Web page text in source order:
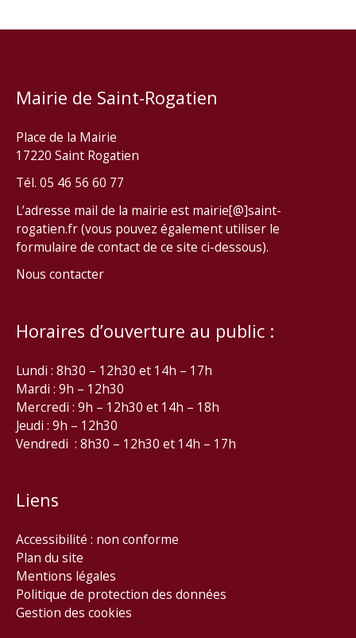
Mairie de Saint-Rogatien
Place de la Mairie
17220 Saint Rogatien
Tél. 05 46 56 60 77
L’adresse mail de la mairie est mairie[@]saint-
rogatien.fr (vous pouvez également utiliser le
formulaire de contact de ce site ci-dessous).
Nous contacter
Horaires d’ouverture au public :
Lundi : 8h30 – 12h30 et 14h – 17h
Mardi : 9h – 12h30
Mercredi : 9h – 12h30 et 14h – 18h
Jeudi : 9h – 12h30
Vendredi : 8h30 – 12h30 et 14h – 17h
Liens
Accessibilité : non conforme
Plan du site
Mentions légales
Politique de protection des données
Gestion des cookies